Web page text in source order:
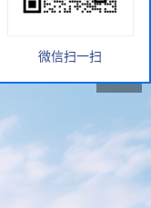
微信扫一扫